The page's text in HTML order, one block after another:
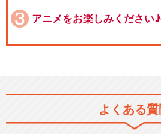
アニメをお楽しみください♪
よくある質